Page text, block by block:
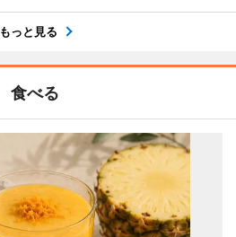
もっと見る
食べる